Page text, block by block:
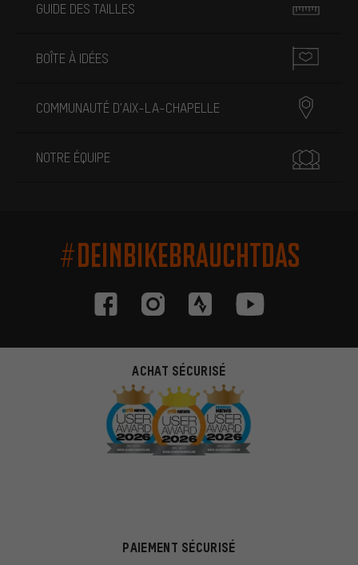
GUIDE DES TAILLES
BOÎTE À IDÉES
COMMUNAUTÉ D'AIX-LA-CHAPELLE
NOTRE ÉQUIPE
#DEINBIKEBRAUCHTDAS
ACHAT SÉCURISÉ
PAIEMENT SÉCURISÉ